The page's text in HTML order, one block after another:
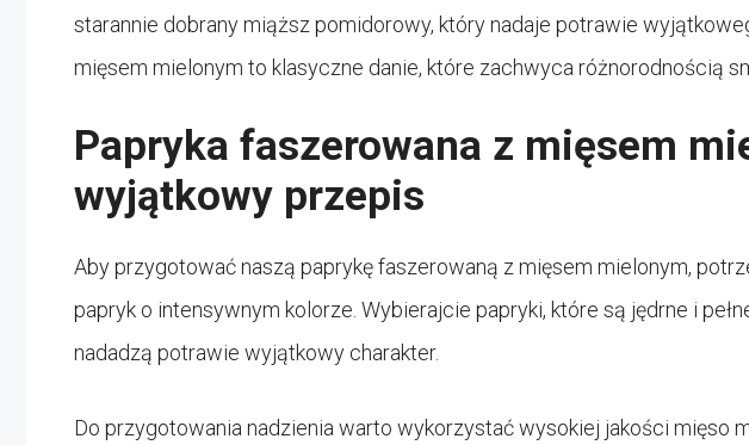
starannie dobrany miąższ pomidorowy, który nadaje potrawie
mięsem mielonym to klasyczne danie, które zachwyca różnorodnością
Papryka faszerowana z mięsem
wyjątkowy przepis
Aby przygotować naszą paprykę faszerowaną z mięsem mielonym,
papryk o intensywnym kolorze. Wybierajcie papryki, które są jędrne i
nadadzą potrawie wyjątkowy charakter.
Do przygotowania nadzienia warto wykorzystać wysokiej jakości mięso